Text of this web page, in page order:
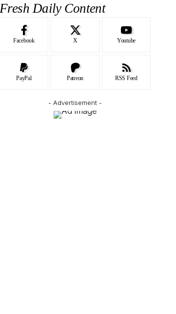
Fresh Daily Content
Facebook X Youtube
PayPal Patreon RSS Feed
- Advertisement -